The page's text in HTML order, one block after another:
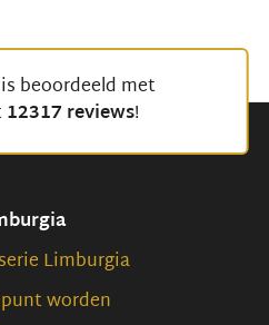
beoordeeld met
12317 reviews!
Limburgia
worden